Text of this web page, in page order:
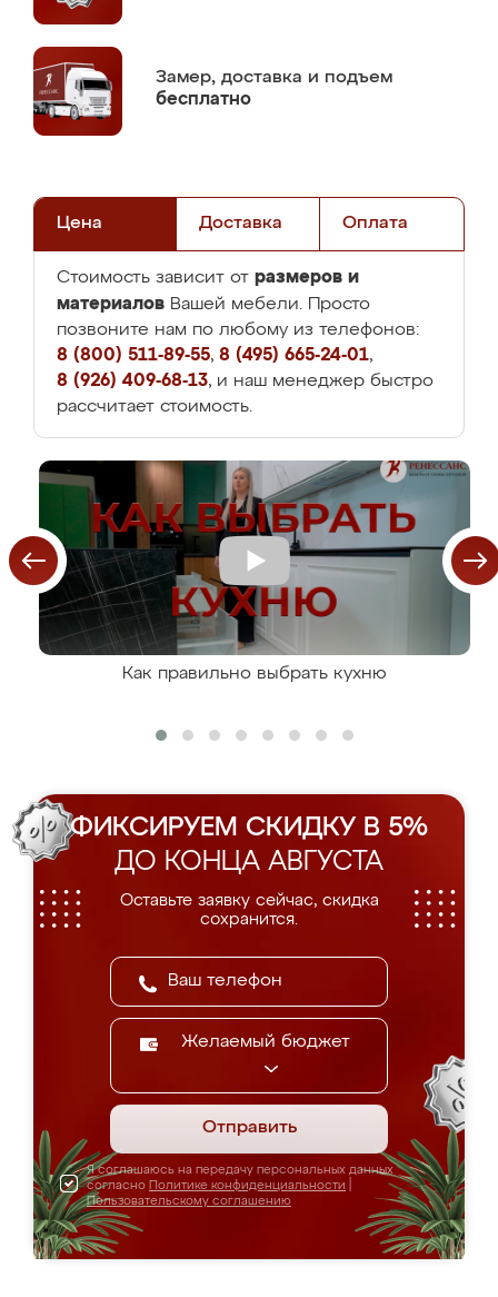
Замер, доставка и подъем
бесплатно
Цена Доставка Оплата
Стоимость зависит от размеров и
материалов Вашей мебели. Просто
позвоните нам по любому из телефонов:
8 (800) 511-89-55, 8 (495) 665-24-01,
8 (926) 409-68-13, и наш менеджер быстро
рассчитает стоимость.
Как правильно выбрать кухню
ФИКСИРУЕМ СКИДКУ В 5%
ДО КОНЦА АВГУСТА
Оставьте заявку сейчас, скидка
сохранится.
Желаемый бюджет
Отправить
Я соглашаюсь на передачу персональных данных
согласно Политике конфиденциальности
Пользовательскому соглашению